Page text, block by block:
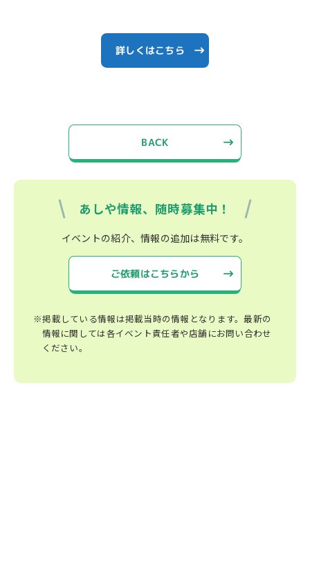
詳しくはこちら
BACK
あしや情報、随時募集中！
イベントの紹介、情報の追加は無料です。
ご依頼はこちらから
※掲載している情報は掲載当時の情報となります。最新の
情報に関しては各イベント責任者や店舗にお問い合わせ
ください。